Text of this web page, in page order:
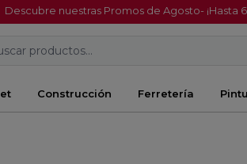
Descubre nuestras Promos de Agosto- ¡Hasta
productos...
Construcción Ferretería